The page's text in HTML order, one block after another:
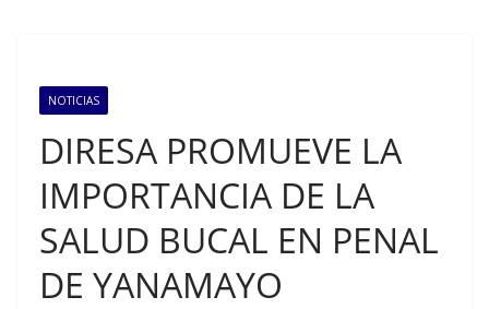
NOTICIAS
DIRESA PROMUEVE LA
IMPORTANCIA DE LA
SALUD BUCAL EN PENAL
DE YANAMAYO